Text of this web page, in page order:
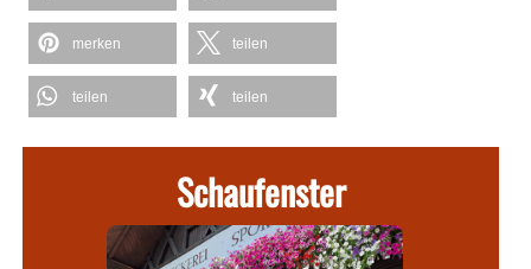
merken teilen
teilen teilen
Schaufenster